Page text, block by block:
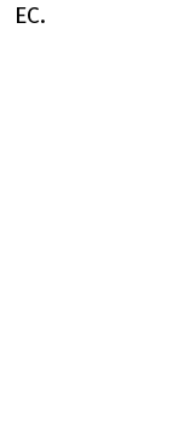
ЕС.